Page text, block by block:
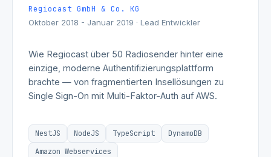
Regiocast GmbH & Co. KG
Oktober 2018 - Januar 2019 · Lead Entwickler
Wie Regiocast über 50 Radiosender hinter eine
einzige, moderne Authentifizierungsplattform
brachte — von fragmentierten Insellösungen zu
Single Sign-On mit Multi-Faktor-Auth auf AWS.
NestJS NodeJS TypeScript
DynamoDB
Amazon Webservices